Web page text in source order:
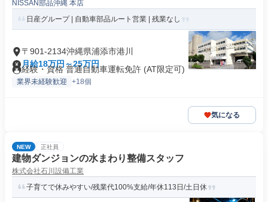
NISSAN部品沖縄 本店
日産グループ | 自動車部品ルート営業 | 残業なし
〒901-2134沖縄県浦添市港川
月給18万円～25万円
経験・資格 普通自動車運転免許 (AT限定可)
業界未経験歓迎 +18個
気になる
NEW 正社員
建物ダンジョンの水まわり整備スタッフ
株式会社石川設備工業
子育てで休みやすい/残業代100%支給/年休113日/土日休